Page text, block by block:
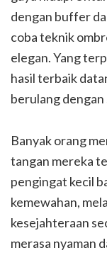
dengan buffer
coba teknik
elegan. Yang
hasil terbaik
berulang dengan
Banyak orang
tangan mereka
pengingat kecil
kemewahan,
kesejahteraan
merasa nyaman